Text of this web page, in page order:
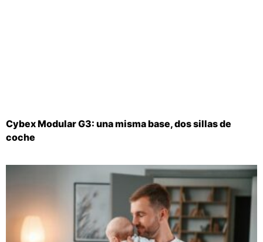
Cybex Modular G3: una misma base, dos sillas de
coche